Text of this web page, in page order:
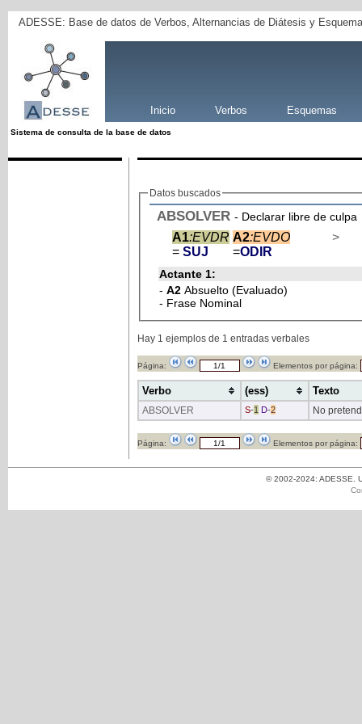
ADESSE: Base de datos de Verbos, Alternancias de Diátesis y
Inicio Verbos Esquemas
Sistema de consulta de la base de datos
Datos buscados
ABSOLVER - Declarar libre de culpa
A1:EVDR
= SUJ
A2:EVDO
=ODIR
>
Actante 1:
- A2Absuelto (Evaluado)
- Frase Nominal
Hay 1 ejemplos de 1 entradas verbales
Página: Elementos por página:
Verbo (ess) Texto
ABSOLVER S-1 D-2 No
Página: Elementos por página:
© 2002-2024: ADESSE.